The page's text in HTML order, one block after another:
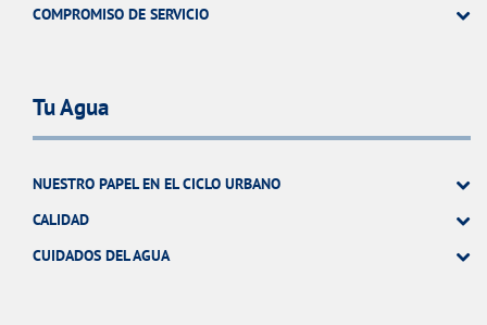
COMPROMISO DE SERVICIO
Tu Agua
NUESTRO PAPEL EN EL CICLO URBANO
CALIDAD
CUIDADOS DEL AGUA